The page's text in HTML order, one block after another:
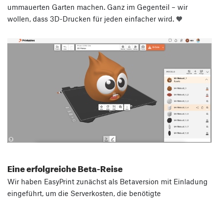
ummauerten Garten machen. Ganz im Gegenteil – wir
wollen, dass 3D-Drucken für jeden einfacher wird. 🧡
Eine erfolgreiche Beta-Reise
Wir haben EasyPrint zunächst als Betaversion mit Einladung
eingeführt, um die Serverkosten, die benötigte